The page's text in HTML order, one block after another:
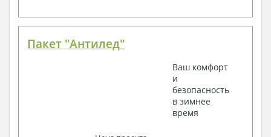
Пакет "Антилед"
Ваш комфорт
и
безопасность
в зимнее
время